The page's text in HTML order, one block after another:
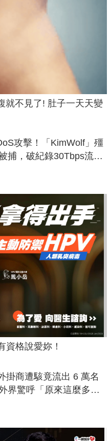
就不見了! 肚子一天天變
攻擊！「KimWolf」殭
捕，破紀錄30Tbps流量
資格說愛妳！
掛商遭駭竟流出 6 萬名
界驚呼「原來這麼多人